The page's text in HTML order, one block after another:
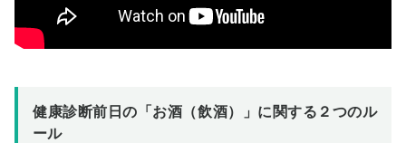
健康診断前日の「お酒（飲酒）」に関する２つのル
ール